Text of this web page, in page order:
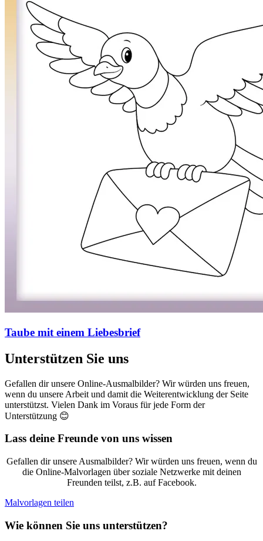
Taube mit einem Liebesbrief
Unterstützen Sie uns
Gefallen dir unsere Online-Ausmalbilder? Wir würden uns freuen,
wenn du unsere Arbeit und damit die Weiterentwicklung der Seite
unterstützst. Vielen Dank im Voraus für jede Form der
Unterstützung 😊
Lass deine Freunde von uns wissen
Gefallen dir unsere Ausmalbilder? Wir würden uns freuen, wenn du
die Online-Malvorlagen über soziale Netzwerke mit deinen
Freunden teilst, z.B. auf Facebook.
Malvorlagen teilen
Wie können Sie uns unterstützen?